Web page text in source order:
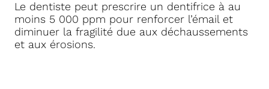
Le dentiste peut prescrire un dentifrice à au
moins 5 000 ppm pour renforcer l’émail et
diminuer la fragilité due aux déchaussements
et aux érosions.